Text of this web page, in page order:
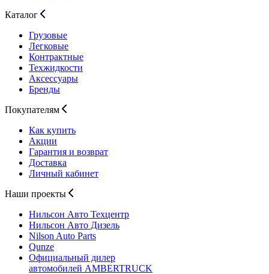
Каталог
Грузовые
Легковые
Контрактные
Техжидкости
Аксессуары
Бренды
Покупателям
Как купить
Акции
Гарантия и возврат
Доставка
Личный кабинет
Наши проекты
Нильсон Авто Техцентр
Нильсон Авто Дизель
Nilson Auto Parts
Qunze
Официальный дилер
автомобилей AMBERTRUCK